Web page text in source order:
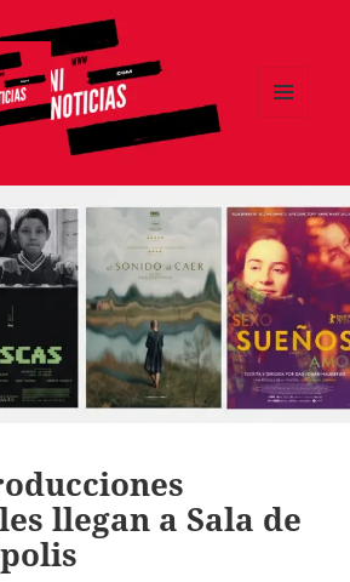
llegan a Sala de